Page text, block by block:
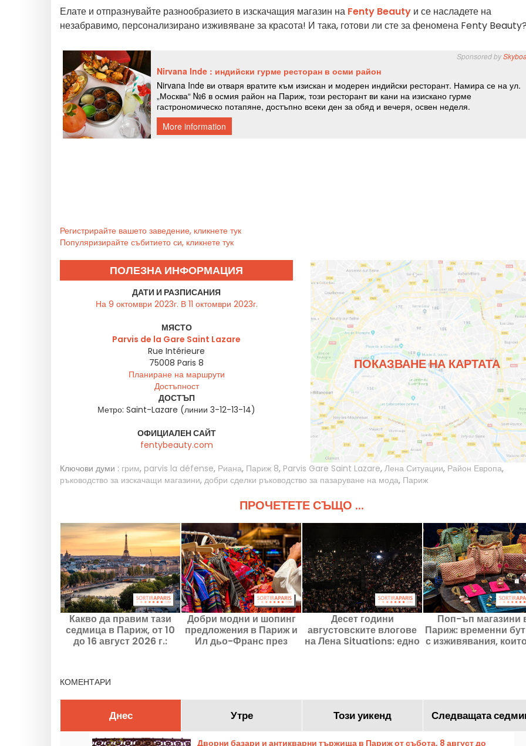
Елате и отпразнувайте разнообразието в изскачащия магазин на Fenty Beauty и се насладете на
незабравимо, персонализирано изживяване за красота! И така, готови ли сте за феномена Fenty
Регистрирайте вашето заведение, кликнете тук
Популяризирайте събитието си, кликнете тук
ПОЛЕЗНА ИНФОРМАЦИЯ
ДАТИ И РАЗПИСАНИЯ
На 9 октомври 2023г. В 11 октомври 2023г.
МЯСТО
Parvis de la Gare Saint Lazare
Rue Intérieure
75008 Paris 8
Планиране на маршрути
Достъпност
ДОСТЪП
Метро: Saint-Lazare (линии 3-12-13-14)
ОФИЦИАЛЕН САЙТ
fentybeauty.com
ПОКАЗВАНЕ НА КАРТАТА
Ключови думи : грим, parvis la défense, Риана, Париж 8, Parvis Gare Saint Lazare, Лена Ситуации, Район Европа,
ръководство за изскачащи магазини, добри сделки ръководство за пазаруване на мода, Париж
ПРОЧЕТЕТЕ СЪЩО ...
Какво да правим тази
седмица в Париж, от 10
до 16 август 2026 г.:
Добри модни и шопинг
предложения в Париж и
Ил дьо-Франс през
Десет години
августовските влогове
на Лена Situations: едно
Поп-ъп магазини
Париж: временни
с изживявания,
КОМЕНТАРИ
Днес Утре Този уикенд Следващата
Дворни базари и антикварни тържища в Париж от събота, 8 август до